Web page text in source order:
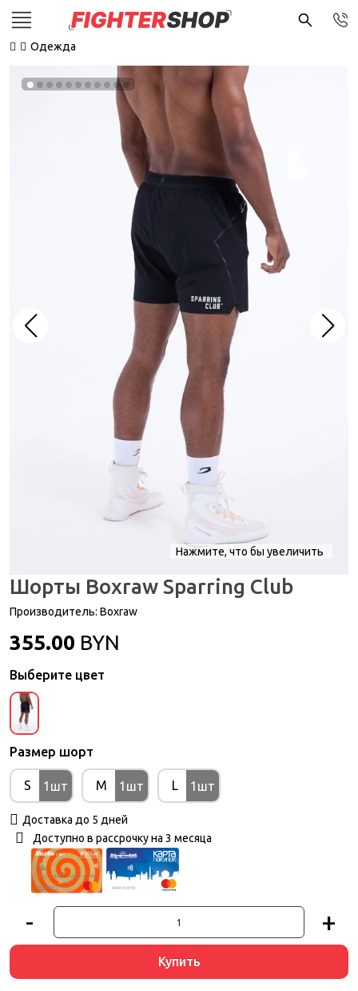
Одежда
Нажмите, что бы увеличить
Шорты Boxraw Sparring Club
Производитель: Boxraw
355.00 BYN
Выберите цвет
Размер шорт
S 1шт M 1шт L 1шт
Доставка до 5 дней
Доступно в рассрочку на 3 месяца
- +
Купить